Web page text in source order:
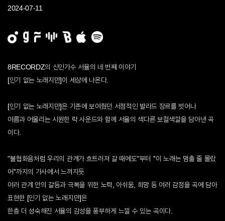
2024-07-11
8RECORDZ의 신인가수 서율의 네 번째 이야기
[인기 없는 노래지만]이 세상에 나온다.
[인기 없는 노래지만]은 기존에 보여줬던 서정적인 발라드 장르를 벗어나
여름과 어울리는 시원한 락 사운드와 함께 서율의 색다른 보컬색깔을 담아낸 곡
이다.
''불협화음처럼 우리의 관계가 흐트러져 갈 때에도''부터 ''이 노래는 멈출 줄 몰랐
어''까지의 가사에서 느껴지듯
여러 관계 안의 갈등과 극복을 위한 노력, 아쉬움, 희망 등 여러 감정을 곡에 담아
표현한 [인기 없는 노래지만]은
한층 더 성숙해진 서율의 감성을 풍부하게 느낄 수 있는 곡이다.